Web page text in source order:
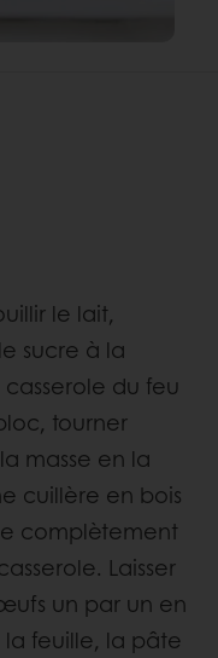
le lait,
sucre à la
du feu
tourner
masse en la
cuillère en bois
complètement
Laisser
un par un en
feuille, la pâte